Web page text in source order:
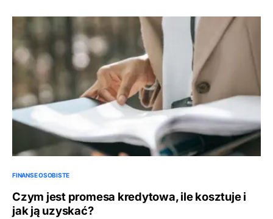
FINANSE OSOBISTE
Czym jest promesa kredytowa, ile kosztuje i
jak ją uzyskać?